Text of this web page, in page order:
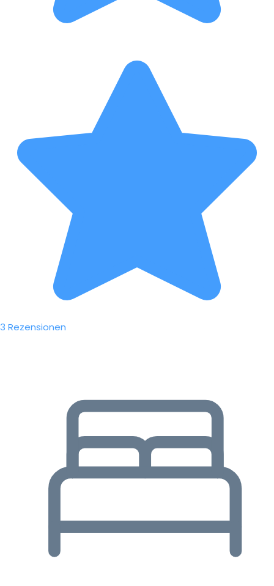
3 Rezensionen